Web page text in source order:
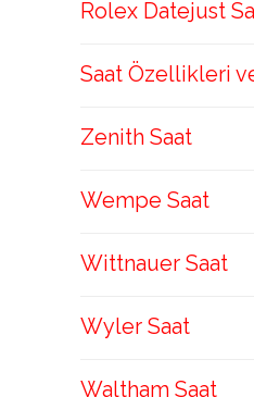
Rolex Datejust
Saat Özellikleri
Zenith Saat
Wempe Saat
Wittnauer Saat
Wyler Saat
Waltham Saat